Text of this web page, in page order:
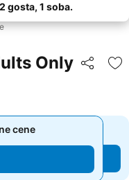
2 gosta, 1 soba.
Only Deli
cene
cene